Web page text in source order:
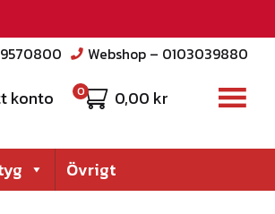
Webshop – 0103039880
konto 0 0,00 kr
Övrigt